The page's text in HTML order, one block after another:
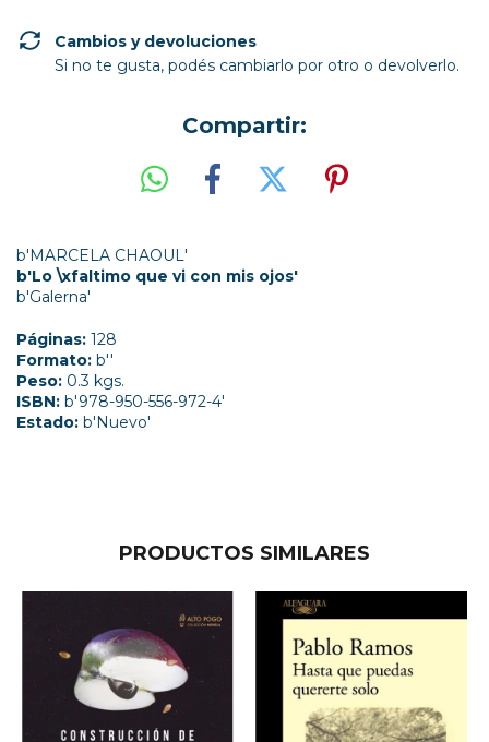
Cambios y devoluciones
Si no te gusta, podés cambiarlo por otro o devolverlo.
Compartir:
b'MARCELA CHAOUL'
b'Lo \xfaltimo que vi con mis ojos'
b'Galerna'
Páginas: 128
Formato: b''
Peso: 0.3 kgs.
ISBN: b'978-950-556-972-4'
Estado: b'Nuevo'
PRODUCTOS SIMILARES